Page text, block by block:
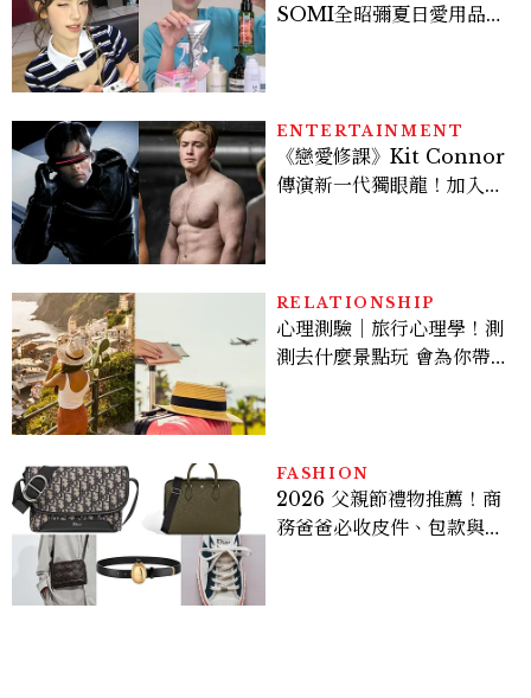
SOMI全昭彌夏日愛用品公
ENTERTAINMENT
《戀愛修課》Kit Connor
傳演新一代獨眼龍！加入新
RELATIONSHIP
心理測驗｜旅行心理學！測
測去什麼景點玩 會為你帶來
FASHION
2026 父親節禮物推薦！商
務爸爸必收皮件、包款與鞋